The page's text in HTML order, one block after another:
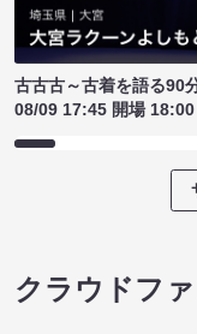
古古古～古着を語る90
08/09 17:45 開場
クラウドフ